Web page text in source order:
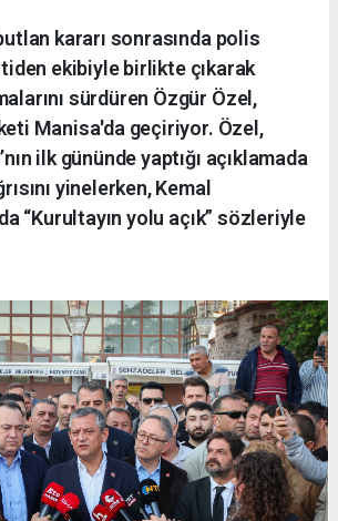
kararı sonrasında polis
ekibiyle birlikte çıkarak
sürdüren Özgür Özel,
Manisa'da geçiriyor. Özel,
ilk gününde yaptığı açıklamada
yinelerken, Kemal
“Kurultayın yolu açık” sözleriyle